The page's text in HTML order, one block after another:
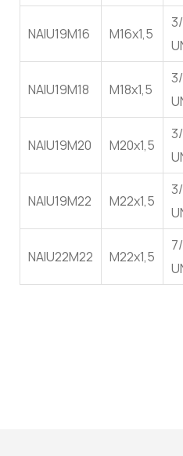
NAIU19M16 M16x1,5
NAIU19M18 M18x1,5
NAIU19M20 M20x1,5
NAIU19M22 M22x1,5
NAIU22M22 M22x1,5